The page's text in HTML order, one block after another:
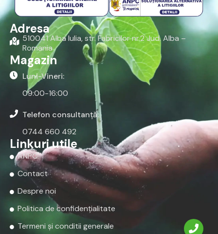
Adresa
510041 Alba Iulia, str. Fabricilor nr.2 Jud. Alba –
Romania
Magazin
Luni-Vineri:
09:00-16:00
Telefon consultanță:
0744 660 492
Linkuri utile
ANPC
Contact
Despre noi
Politica de confidențialitate
Termeni și conditii generale